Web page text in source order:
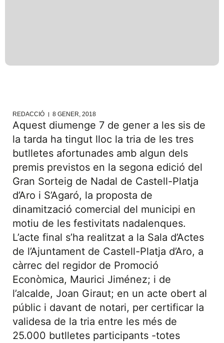
REDACCIÓ 8 GENER, 2018
Aquest diumenge 7 de gener a les sis de
la tarda ha tingut lloc la tria de les tres
butlletes afortunades amb algun dels
premis previstos en la segona edició del
Gran Sorteig de Nadal de Castell-Platja
d’Aro i S’Agaró, la proposta de
dinamització comercial del municipi en
motiu de les festivitats nadalenques.
L’acte final s’ha realitzat a la Sala d’Actes
de l’Ajuntament de Castell-Platja d’Aro, a
càrrec del regidor de Promoció
Econòmica, Maurici Jiménez; i de
l’alcalde, Joan Giraut; en un acte obert al
públic i davant de notari, per certificar la
validesa de la tria entre les més de
25.000 butlletes participants -totes